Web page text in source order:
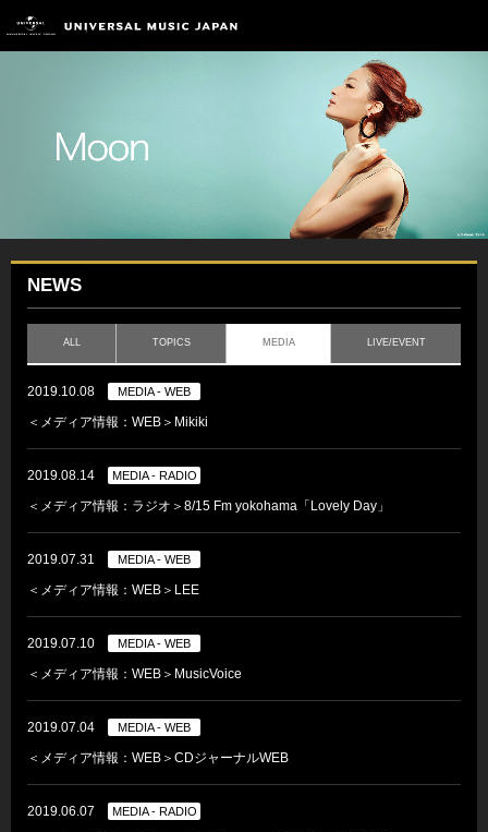
NEWS
ALL TOPICS MEDIA LIVE/EVENT
2019.10.08 MEDIA - WEB
＜メディア情報：WEB＞Mikiki
2019.08.14 MEDIA - RADIO
＜メディア情報：ラジオ＞8/15 Fm yokohama「Lovely Day」
2019.07.31 MEDIA - WEB
＜メディア情報：WEB＞LEE
2019.07.10 MEDIA - WEB
＜メディア情報：WEB＞MusicVoice
2019.07.04 MEDIA - WEB
＜メディア情報：WEB＞CDジャーナルWEB
2019.06.07 MEDIA - RADIO